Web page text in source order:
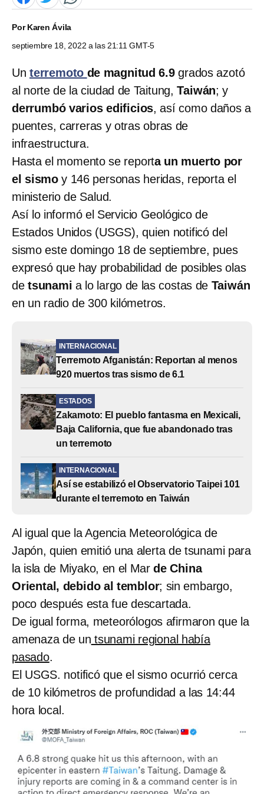
PorKaren Ávila
septiembre 18, 2022 a las 21:11 GMT-5
Un terremoto de magnitud 6.9grados azotó
al norte de la ciudad de Taitung,Taiwán; y
derrumbó varios edificios, así como daños a
puentes, carreras y otras obras de
infraestructura.
Hasta el momento se reporta un muerto por
el sismoy 146 personas heridas, reporta el
ministerio de Salud.
Así lo informó el Servicio Geológico de
Estados Unidos (USGS), quien notificó del
sismo este domingo 18 de septiembre, pues
expresó que hay probabilidad de posibles olas
de tsunami a lo largo de las costas de Taiwán
en un radio de 300 kilómetros.
INTERNACIONAL
Terremoto Afganistán: Reportan al menos
920 muertos tras sismo de 6.1
ESTADOS
Zakamoto: El pueblo fantasma en Mexicali,
Baja California, que fue abandonado tras
un terremoto
INTERNACIONAL
Así se estabilizó el Observatorio Taipei 101
durante el terremoto en Taiwán
Al igual que la Agencia Meteorológica de
Japón, quien emitió una alerta de tsunami para
la isla de Miyako, en el Marde China
Oriental, debido al temblor; sin embargo,
poco después esta fue descartada.
De igual forma, meteorólogos afirmaron que la
amenaza de un tsunami regional había
pasado.
El USGS. notificó que el sismo ocurrió cerca
de 10 kilómetros de profundidad a las 14:44
hora local.